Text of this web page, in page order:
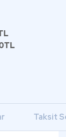
Taksit